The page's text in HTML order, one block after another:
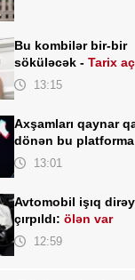
Bu kombilər bir-bir
söküləcək -Tarix
13:15
Axşamları qaynar
dönən bu platforma bir
zümrə qadınlarla
13:01
Avtomobil işıq
çırpıldı: ölən var
12:59